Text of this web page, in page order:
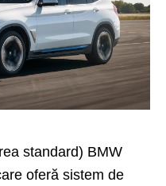
standard) BMW
oferă sistem de